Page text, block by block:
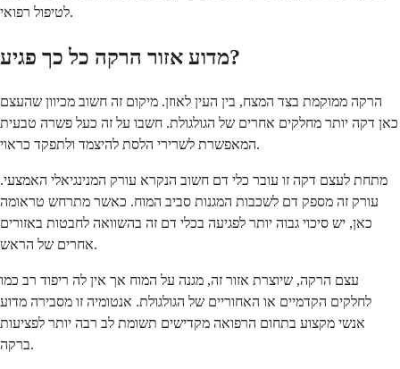
לטיפול רפואי.
מדוע אזור הרקה כל כך פגיע?
הרקה ממוקמת בצד המצח, בין העין לאוזן. מיקום זה חשוב מכיוון שהעצם
כאן דקה יותר מחלקים אחרים של הגולגולת. חשבו על זה כעל פשרה טבעית
המאפשרת לשרירי הלסת להיצמד ולתפקד כראוי.
מתחת לעצם דקה זו עובר כלי דם חשוב הנקרא עורק המנינגיאלי האמצעי.
עורק זה מספק דם לשכבות המגנות סביב המוח. כאשר מתרחש טראומה
כאן, יש סיכוי גבוה יותר לפגיעה בכלי דם זה בהשוואה לחבטות באזורים
אחרים של הראש.
עצם הרקה, שיוצרת אזור זה, מגנה על המוח אך אין לה ריפוד רב כמו
לחלקים הקדמיים או האחוריים של הגולגולת. אנטומיה זו מסבירה מדוע
אנשי מקצוע בתחום הרפואה מקדישים תשומת לב רבה יותר לפציעות
ברקה.